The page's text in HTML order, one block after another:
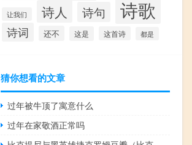
让我们 诗人 诗句 诗歌
诗词 还不 这是 这首诗 都是
猜你想看的文章
过年被牛顶了寓意什么
过年在家敬酒正常吗